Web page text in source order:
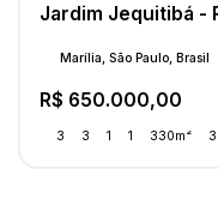
Jardim Jequitibá -
R$ 650.000,00
Marília, São Paulo, Brasil
3 3 1 1 330m² 3